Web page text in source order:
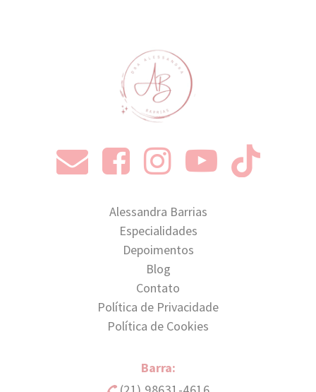
Alessandra Barrias
Especialidades
Depoimentos
Blog
Contato
Política de Privacidade
Política de Cookies
Barra: